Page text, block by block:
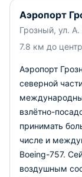
Аэропорт
Грозный, ул.
7.8 км до
Аэропорт
северной
взлётно-
принимать
числе и
Boeing-757.
воздушным